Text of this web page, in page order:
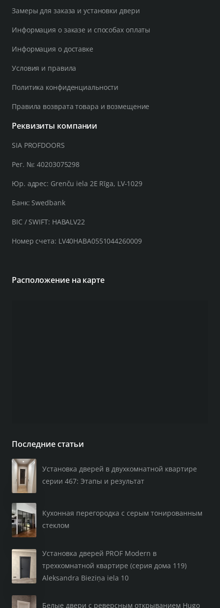
Замеры для заказа и установки двери
Информация о заказе и способах оплаты
Информация о доставке
Условия и правила
Политика конфиденциальности
Правила возврата товара и возмещение
Реквизиты компании
SIA PROFDOORS
Рег. №: 40203075298
Юр. адрес: Grenču iela 2E Rīga, LV-1029
Банк: Swedbank
BIC / SWIFT: HABALV22
Номер счета: LV40HABA0551044260009
Расположение на карте
Последние статьи
Установка дверей в двухкомнатной квартире
серии 467: Этапы и результат
Кухонная перегородка с серым тонированным
стеклом
Установка дверей PROF Modern в
трехкомнатной квартире (серия дома 119)
Aleksandra Bieziņa iela 10
Белые двери с реверсным открыванием Hugo